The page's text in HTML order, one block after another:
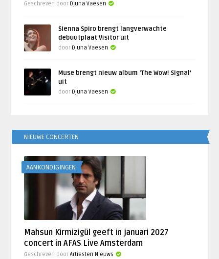
Geschreven door Djuna Vaesen
Sienna Spiro brengt langverwachte
debuutplaat Visitor uit
door Djuna Vaesen
Muse brengt nieuw album ‘The Wow! Signal’
uit
door Djuna Vaesen
NIEUWE CONCERTEN
AANKONDIGINGEN
Mahsun Kirmizigül geeft in januari 2027
concert in AFAS Live Amsterdam
Geschreven doorArtiesten Nieuws